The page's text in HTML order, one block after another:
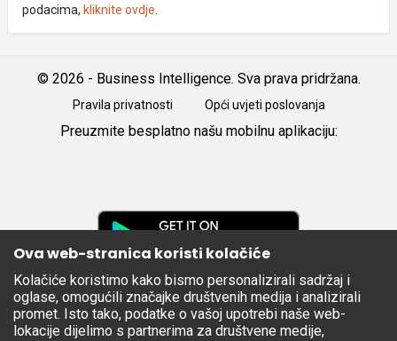
podacima, kliknite ovdje
© 2026 - Business Intelligence. Sva prava pridržana.
Pravila privatnosti Opći uvjeti poslovanja
Preuzmite besplatno našu mobilnu aplikaciju:
Apple
Store
Ova web-stranica koristi kolačiće
Kolačiće koristimo kako bismo personalizirali sadržaj i
oglase, omogućili značajke društvenih medija i analizirali
promet. Isto tako, podatke o vašoj upotrebi naše web-
lokacije dijelimo s partnerima za društvene medije,